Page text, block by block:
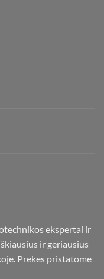
ekspertai ir
ir geriausius
Prekes pristatome